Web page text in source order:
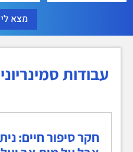
עבודות
חקר סיפור חיים: